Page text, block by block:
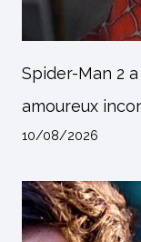
Spider-Man 2
amoureux
10/08/2026